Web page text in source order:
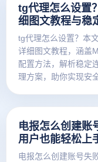
tg代理怎么设置
细图文教程与稳
tg代理怎么设置？本
详细图文教程，涵盖
配置方法，解析稳定
理方案，助你实现安
电报怎么创建账
用户也能轻松上
电报怎么创建账号失